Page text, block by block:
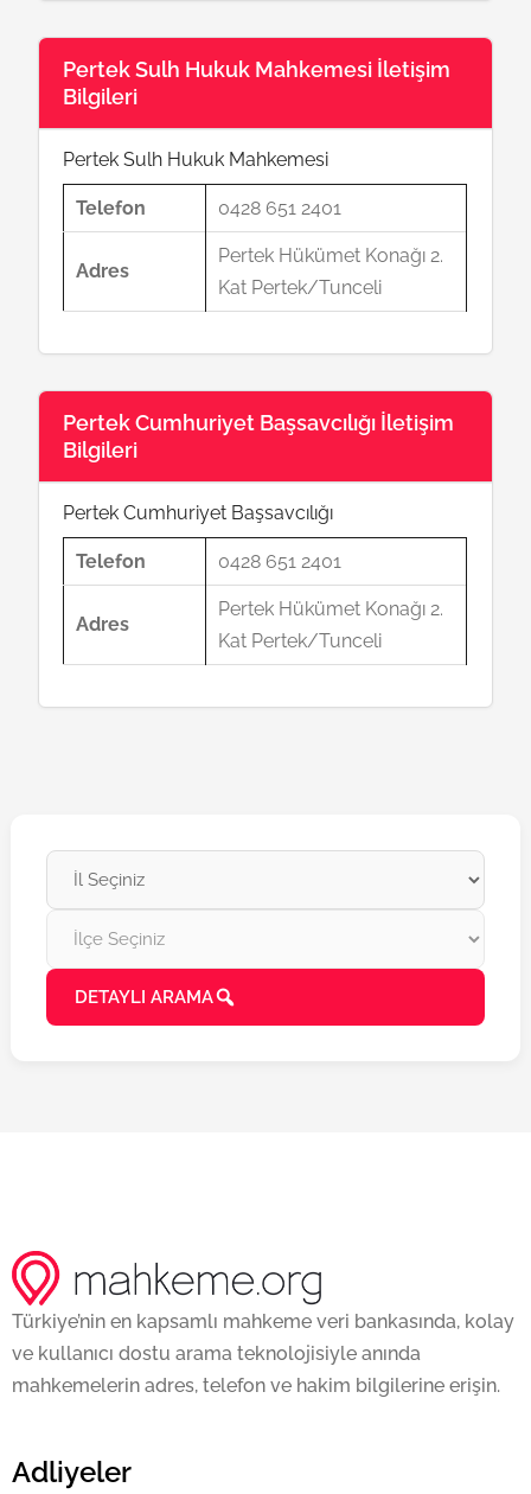
Pertek Sulh Hukuk Mahkemesi İletişim
Bilgileri
Pertek Sulh Hukuk Mahkemesi
Telefon 0428 651 2401
Adres
Pertek Hükümet Konağı 2.
Kat Pertek/Tunceli
Pertek Cumhuriyet Başsavcılığı İletişim
Bilgileri
Pertek Cumhuriyet Başsavcılığı
Telefon 0428 651 2401
Adres
Pertek Hükümet Konağı 2.
Kat Pertek/Tunceli
DETAYLI ARAMA
Türkiye’nin en kapsamlı mahkeme veri bankasında, kolay
ve kullanıcı dostu arama teknolojisiyle anında
mahkemelerin adres, telefon ve hakim bilgilerine erişin.
Adliyeler